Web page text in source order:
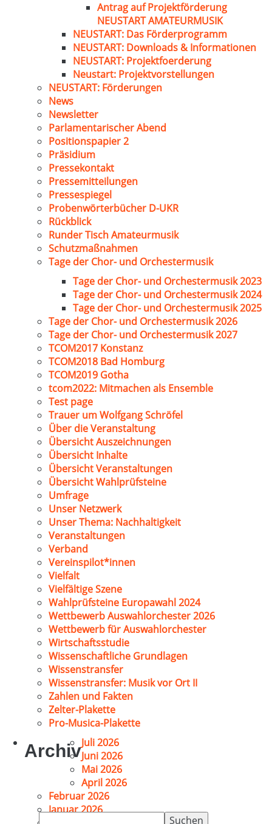
Antrag auf Projektförderung
NEUSTART AMATEURMUSIK
NEUSTART: Das Förderprogramm
NEUSTART: Downloads & Informationen
NEUSTART: Projektfoerderung
Neustart: Projektvorstellungen
NEUSTART: Förderungen
News
Newsletter
Parlamentarischer Abend
Positionspapier 2
Präsidium
Pressekontakt
Pressemitteilungen
Pressespiegel
Probenwörterbücher D-UKR
Rückblick
Runder Tisch Amateurmusik
Schutzmaßnahmen
Tage der Chor- und Orchestermusik
Tage der Chor- und Orchestermusik 2023
Tage der Chor- und Orchestermusik 2024
Tage der Chor- und Orchestermusik 2025
Tage der Chor- und Orchestermusik 2026
Tage der Chor- und Orchestermusik 2027
TCOM2017 Konstanz
TCOM2018 Bad Homburg
TCOM2019 Gotha
tcom2022: Mitmachen als Ensemble
Test page
Trauer um Wolfgang Schröfel
Über die Veranstaltung
Übersicht Auszeichnungen
Übersicht Inhalte
Übersicht Veranstaltungen
Übersicht Wahlprüfsteine
Umfrage
Unser Netzwerk
Unser Thema: Nachhaltigkeit
Veranstaltungen
Verband
Vereinspilot*innen
Vielfalt
Vielfältige Szene
Wahlprüfsteine Europawahl 2024
Wettbewerb Auswahlorchester 2026
Wettbewerb für Auswahlorchester
Wirtschaftsstudie
Wissenschaftliche Grundlagen
Wissenstransfer
Wissenstransfer: Musik vor Ort II
Zahlen und Fakten
Zelter-Plakette
Pro-Musica-Plakette
ArchivJuli 2026
Juni 2026
Mai 2026
April 2026
Februar 2026
Januar 2026